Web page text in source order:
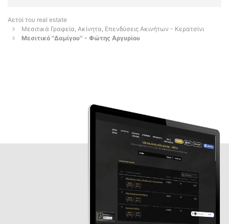
Αετοί του real estate
Μεσιτικά Γραφεία, Ακίνητα, Επενδύσεις Ακινήτων - Κερατσίνι
Μεσιτικό ''Δαμίγου'' - Φώτης Αργυρίου